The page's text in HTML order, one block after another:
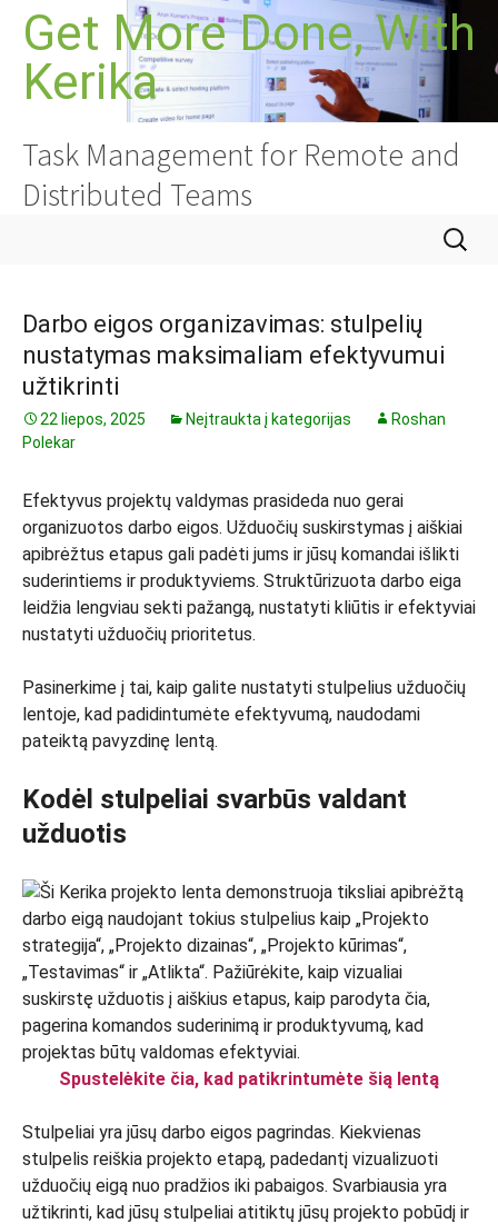
Pereiti
prie
turinio
Get More Done, With
Kerika
Task Management for Remote and
Distributed Teams
Ieškoti:
Darbo eigos organizavimas: stulpelių
nustatymas maksimaliam efektyvumui
užtikrinti
22 liepos, 2025 Neįtraukta į kategorijas
Roshan
Polekar
Efektyvus projektų valdymas prasideda nuo gerai
organizuotos darbo eigos. Užduočių suskirstymas į aiškiai
apibrėžtus etapus gali padėti jums ir jūsų komandai išlikti
suderintiems ir produktyviems. Struktūrizuota darbo eiga
leidžia lengviau sekti pažangą, nustatyti kliūtis ir efektyviai
nustatyti užduočių prioritetus.
Pasinerkime į tai, kaip galite nustatyti stulpelius užduočių
lentoje, kad padidintumėte efektyvumą, naudodami
pateiktą pavyzdinę lentą.
Kodėl stulpeliai svarbūs valdant
užduotis
Spustelėkite čia, kad patikrintumėte šią lentą
Stulpeliai yra jūsų darbo eigos pagrindas. Kiekvienas
stulpelis reiškia projekto etapą, padedantį vizualizuoti
užduočių eigą nuo pradžios iki pabaigos. Svarbiausia yra
užtikrinti, kad jūsų stulpeliai atitiktų jūsų projekto pobūdį ir